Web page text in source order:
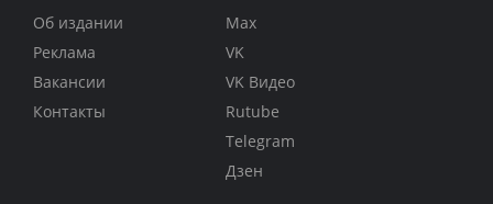
Об издании
Реклама
Вакансии
Контакты
Max
VK
VK Видео
Rutube
Telegram
Дзен